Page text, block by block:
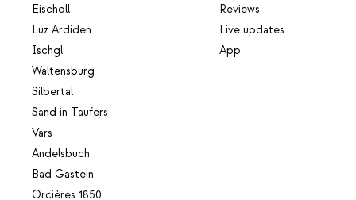
Eischoll
Luz Ardiden
Ischgl
Waltensburg
Silbertal
Sand in Taufers
Vars
Andelsbuch
Bad Gastein
Orcières 1850
Reviews
Live updates
App